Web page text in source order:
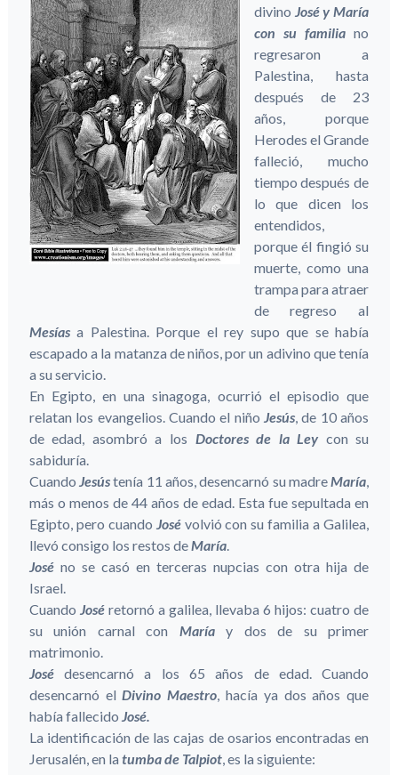
divino José y María
con su familia no
regresaron a
Palestina, hasta
después de 23
años, porque
Herodes el Grande
falleció, mucho
tiempo después de
lo que dicen los
entendidos,
porque él fingió su
muerte, como una
trampa para atraer
de regreso al
Mesíasa Palestina. Porque el rey supo que se había
escapado a la matanza de niños, por un adivino que tenía
a su servicio.
En Egipto, en una sinagoga, ocurrió el episodio que
relatan los evangelios. Cuando el niñoJesús, de 10 años
de edad, asombró a los Doctores de la Ley con su
sabiduría.
CuandoJesústenía 11 años, desencarnó su madreMaría,
más o menos de 44 años de edad. Esta fue sepultada en
Egipto, pero cuando José volvió con su familia a Galilea,
llevó consigo los restos deMaría.
José no se casó en terceras nupcias con otra hija de
Israel.
Cuando José retornó a galilea, llevaba 6 hijos: cuatro de
su unión carnal con Maríay dos de su primer
matrimonio.
Josédesencarnó a los 65 años de edad. Cuando
desencarnó elDivino Maestro, hacía ya dos años que
había fallecido José.
La identificación de las cajas de osarios encontradas en
Jerusalén, en la tumba de Talpiot, es la siguiente: